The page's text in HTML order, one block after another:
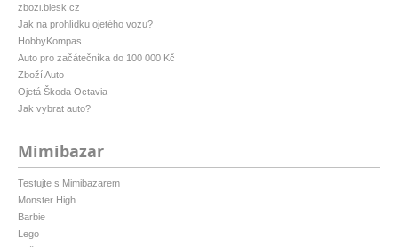
zbozi.blesk.cz
Jak na prohlídku ojetého vozu?
HobbyKompas
Auto pro začátečníka do 100 000 Kč
Zboží Auto
Ojetá Škoda Octavia
Jak vybrat auto?
Mimibazar
Testujte s Mimibazarem
Monster High
Barbie
Lego